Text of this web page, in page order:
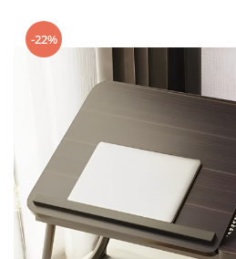
Sticle
Tacamuri
Ustensile
-22%